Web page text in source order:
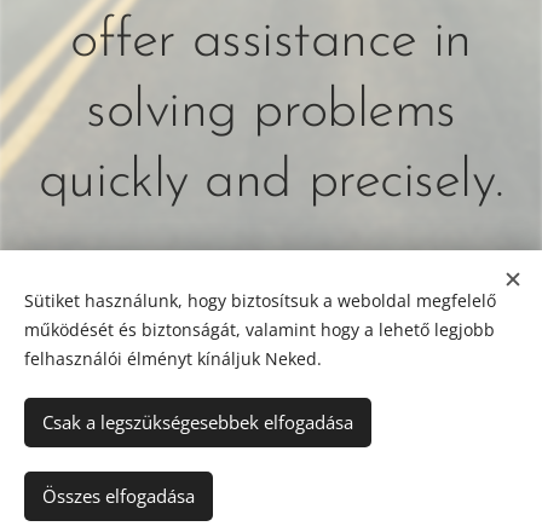
offer assistance in
solving problems
quickly and precisely.
Az oldalt aWebnodeműködteti
Magyar
English
Sütiket használunk, hogy biztosítsuk a weboldal megfelelő
működését és biztonságát, valamint hogy a lehető legjobb
felhasználói élményt kínáljuk Neked.
Csak a legszükségesebbek elfogadása
Összes elfogadása